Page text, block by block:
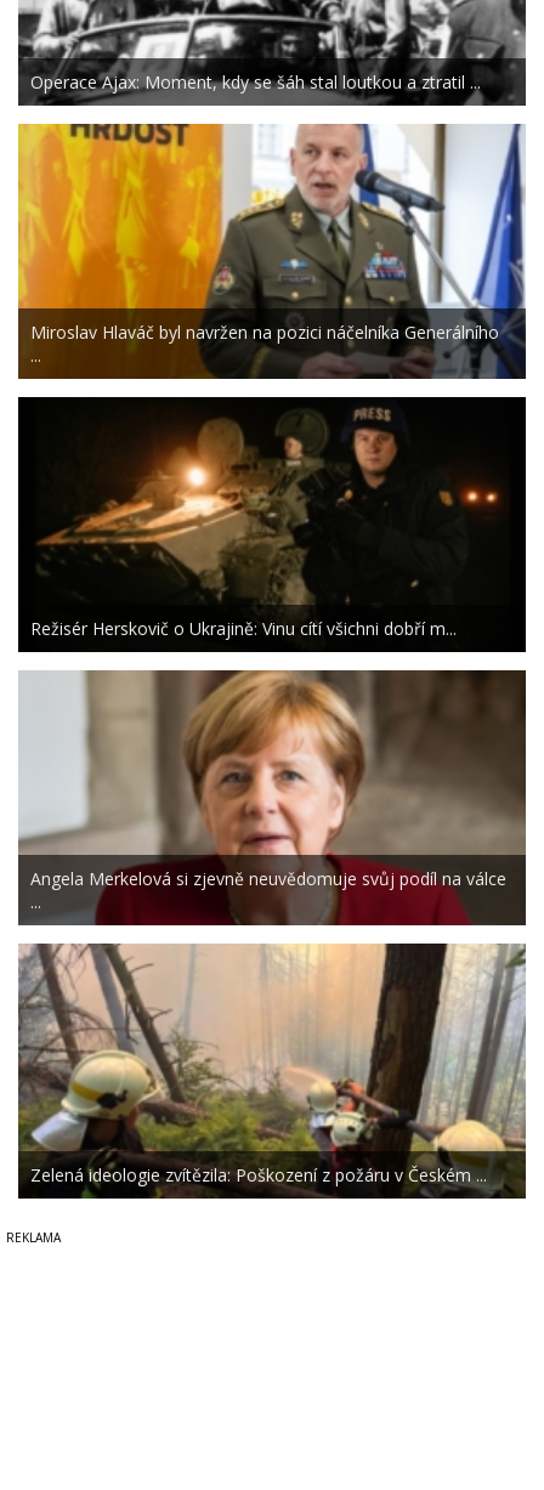
Operace Ajax: Moment, kdy se šáh stal loutkou a ztratil ...
Miroslav Hlaváč byl navržen na pozici náčelníka Generálního
...
Režisér Herskovič o Ukrajině: Vinu cítí všichni dobří m...
Angela Merkelová si zjevně neuvědomuje svůj podíl na válce
...
Zelená ideologie zvítězila: Poškození z požáru v Českém ...